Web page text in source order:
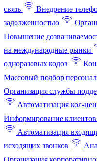
связь
Внедрение
задолженностью
Повышение
на международные рынки
одноразовых кодов
Массовый подбор
Организация службы
Автоматизация кол-
Информирование клиентов
Автоматизация
исходящих звонков
Организация